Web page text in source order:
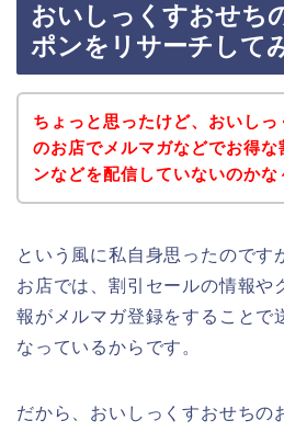
おいしっくすおせち
ポンをリサーチして
ちょっと思ったけど、おいしっ
のお店でメルマガなどでお得な
ンなどを配信していないのかな
という風に私自身思ったのです
お店では、割引セールの情報や
報がメルマガ登録をすることで
なっているからです。
だから、おいしっくすおせちの